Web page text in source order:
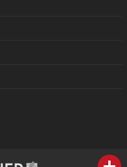
person IHR FACHBERATER